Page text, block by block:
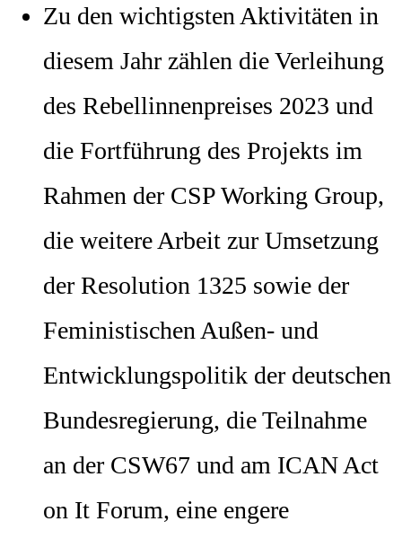
Zu den wichtigsten Aktivitäten in
diesem Jahr zählen die Verleihung
des Rebellinnenpreises 2023 und
die Fortführung des Projekts im
Rahmen der CSP Working Group,
die weitere Arbeit zur Umsetzung
der Resolution 1325 sowie der
Feministischen Außen- und
Entwicklungspolitik der deutschen
Bundesregierung, die Teilnahme
an der CSW67 und am ICAN Act
on It Forum, eine engere